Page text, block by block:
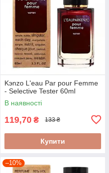
Kэnzo L'eau Par pour Femme
- Selective Tester 60ml
В наявності
119,70 ₴ 133 ₴
Купити
–10%